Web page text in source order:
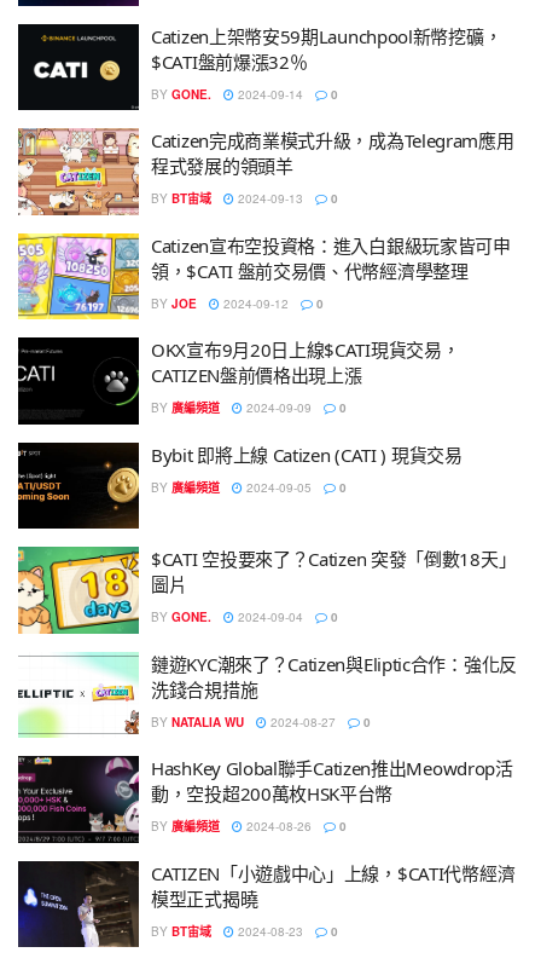
Catizen上架幣安59期Launchpool新幣挖礦，
$CATI盤前爆漲32％
BY GONE. 2024-09-14 0
Catizen完成商業模式升級，成為Telegram應用
程式發展的領頭羊
BY BT宙域 2024-09-13 0
Catizen宣布空投資格：進入白銀級玩家皆可申
領，$CATI 盤前交易價、代幣經濟學整理
BY JOE 2024-09-12 0
OKX宣布9月20日上線$CATI現貨交易，
CATIZEN盤前價格出現上漲
BY 廣編頻道 2024-09-09 0
Bybit 即將上線 Catizen (CATI ) 現貨交易
BY 廣編頻道 2024-09-05 0
$CATI 空投要來了？Catizen 突發「倒數18天」
圖片
BY GONE. 2024-09-04 0
鏈遊KYC潮來了？Catizen與Eliptic合作：強化反
洗錢合規措施
BY NATALIA WU 2024-08-27 0
HashKey Global聯手Catizen推出Meowdrop活
動，空投超200萬枚HSK平台幣
BY 廣編頻道 2024-08-26 0
CATIZEN「小遊戲中心」上線，$CATI代幣經濟
模型正式揭曉
BY BT宙域 2024-08-23 0